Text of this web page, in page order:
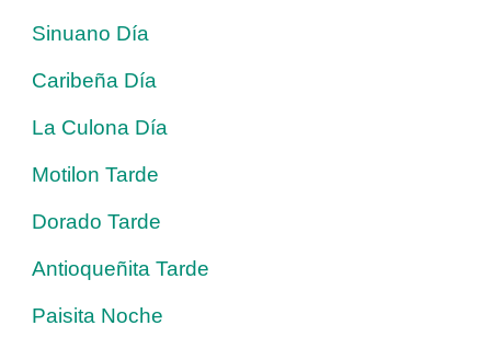
Sinuano Día
Caribeña Día
La Culona Día
Motilon Tarde
Dorado Tarde
Antioqueñita Tarde
Paisita Noche